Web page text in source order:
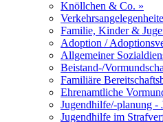
Knöllchen & Co. »
Familie, Kinder &
Adoption /
Allgemeiner
Beistand-/
Familiäre
Ehrenamtliche
Jugendhilfe/-planung -
Jugendhilfe im